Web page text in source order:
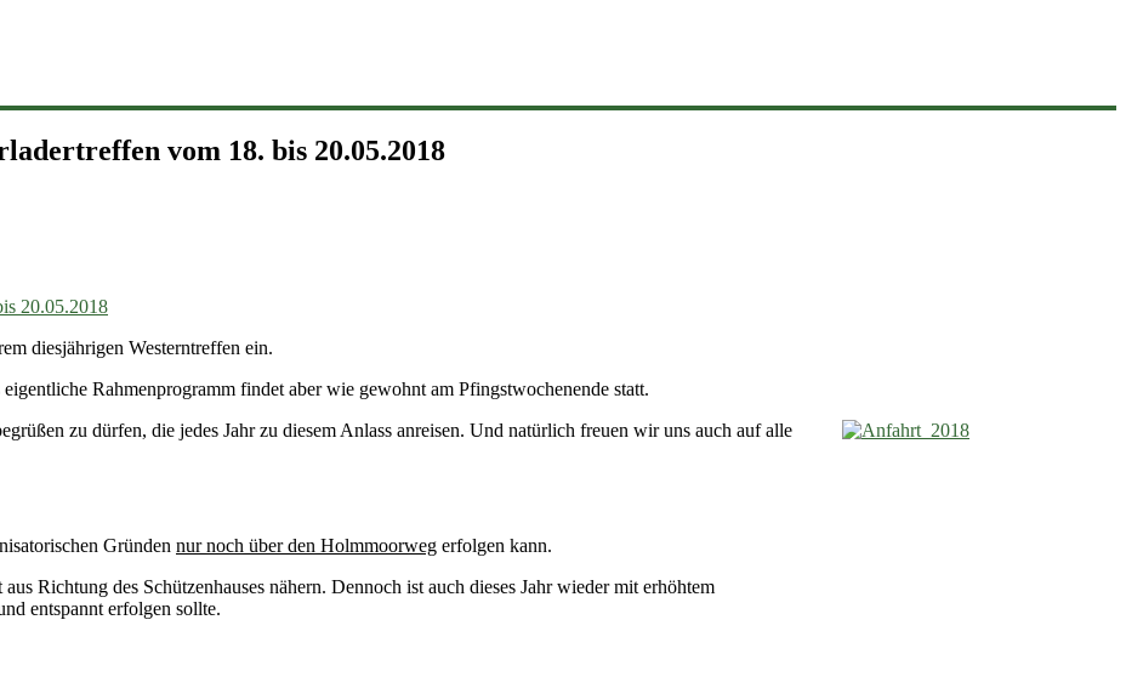
vom 18. bis 20.05.2018
diesjährigen Westerntreffen ein.
Rahmenprogramm findet aber wie gewohnt am Pfingstwochenende statt.
zu dürfen, die jedes Jahr zu diesem Anlass anreisen. Und natürlich freuen wir uns auch auf alle
Gründen nur noch über den Holmmoorweg erfolgen kann.
Richtung des Schützenhauses nähern. Dennoch ist auch dieses Jahr wieder mit erhöhtem
entspannt erfolgen sollte.